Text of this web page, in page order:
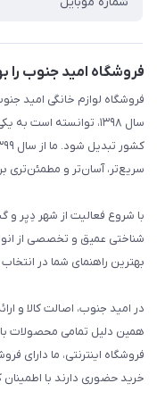
فروشگاه امید جنوب را
فروشگاه لوازم خانگی امید
سال ۱۳۹۸، توانسته
سریع‌تر، آسان‌تر و مطمئن‌تری
با شروع فعالیت از شهر دِیِر و
شناختی عمیق و تخصصی از
بهترین راهنمای شما در
در امید جنوب، اصالت کالا و
همین دلیل تمامی محصولات
فروشگاه اینترنتی، ما دارای
خرید حضوری دارند با